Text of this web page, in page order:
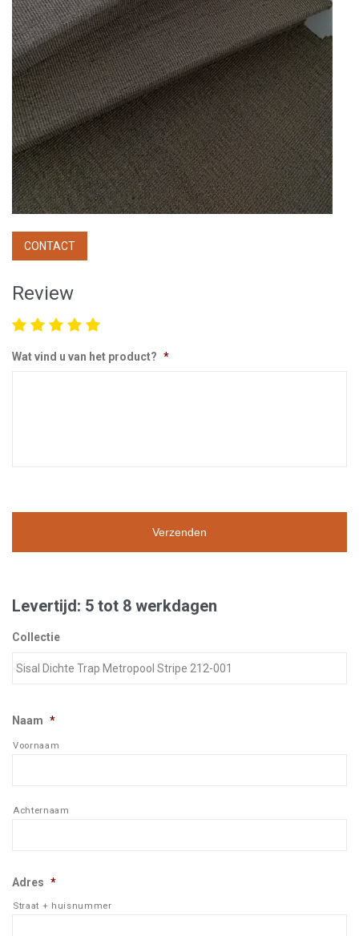
CONTACT
Review
Wat vind u van het product? *
Levertijd: 5 tot 8 werkdagen
Collectie
Naam *
Voornaam
Achternaam
Adres *
Straat + huisnummer